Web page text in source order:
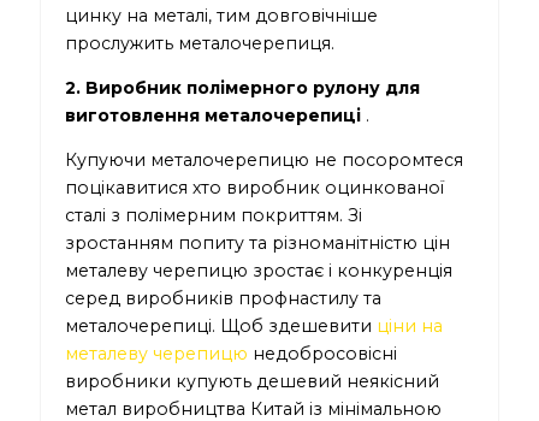
цинку на металі, тим довговічніше
прослужить металочерепиця.
2. Виробник полімерного рулону для
виготовлення металочерепиці .
Купуючи металочерепицю не посоромтеся
поцікавитися хто виробник оцинкованої
сталі з полімерним покриттям. Зі
зростанням попиту та різноманітністю цін
металеву черепицю зростає і конкуренція
серед виробників профнастилу та
металочерепиці. Щоб здешевити ціни на
металеву черепицю недобросовісні
виробники купують дешевий неякісний
метал виробництва Китай із мінімальною